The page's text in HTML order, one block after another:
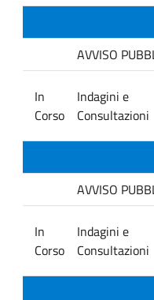
AVVISO
In
Corso
Indagini e
Consultazioni
AVVISO
In
Corso
Indagini e
Consultazioni